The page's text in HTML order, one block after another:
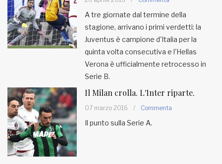
RUBRICHE
MUNICIPI
Inviateci le vostre segnalazioni
www.viveremilano.info
Fondato e diretto da Enzo De
Bernardis
EDB edizioni - Via Brivio angolo C.
A tre giornate dal termine della
stagione, arrivano i primi verdetti: la
Juventus è campione d'Italia per la
quinta volta consecutiva e l'Hellas
Verona è ufficialmente retrocesso in
Serie B.
Il Milan crolla. L'Inter riparte.
07 marzo 2016 / Commenta
Il punto sulla Serie A.